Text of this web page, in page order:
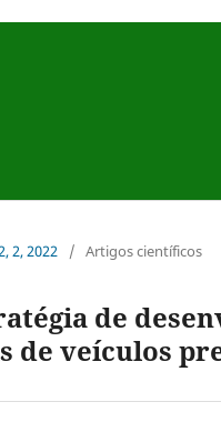
2, 2022 / Artigos científicos
de
de veículos